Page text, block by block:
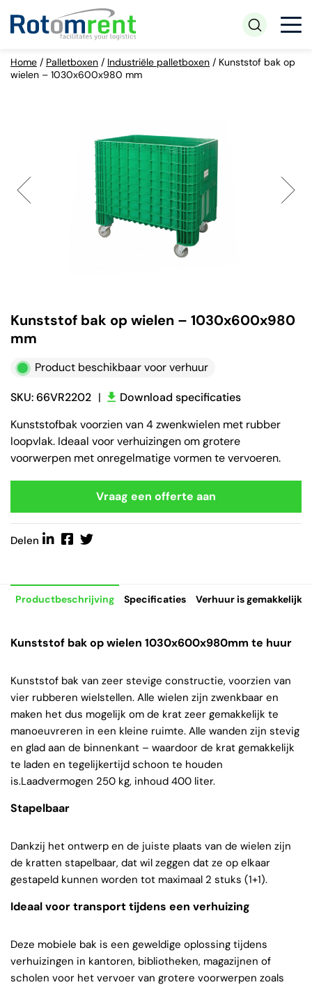
Home / Palletboxen / Industriële palletboxen / Kunststof bak op
wielen – 1030x600x980 mm
Kunststof bak op wielen – 1030x600x980
mm
Product beschikbaar voor verhuur
SKU: 66VR2202 |
Download specificaties
Kunststofbak voorzien van 4 zwenkwielen met rubber
loopvlak. Ideaal voor verhuizingen om grotere
voorwerpen met onregelmatige vormen te vervoeren.
Vraag een offerte aan
Delen
Productbeschrijving Specificaties Verhuur is gemakkelijk
Kunststof bak op wielen 1030x600x980mm te huur
Kunststof bak van zeer stevige constructie, voorzien van
vier rubberen wielstellen. Alle wielen zijn zwenkbaar en
maken het dus mogelijk om de krat zeer gemakkelijk te
manoeuvreren in een kleine ruimte. Alle wanden zijn stevig
en glad aan de binnenkant – waardoor de krat gemakkelijk
te laden en tegelijkertijd schoon te houden
is.Laadvermogen 250 kg, inhoud 400 liter.
Stapelbaar
Dankzij het ontwerp en de juiste plaats van de wielen zijn
de kratten stapelbaar, dat wil zeggen dat ze op elkaar
gestapeld kunnen worden tot maximaal 2 stuks (1+1).
Ideaal voor transport tijdens een verhuizing
Deze mobiele bak is een geweldige oplossing tijdens
verhuizingen in kantoren, bibliotheken, magazijnen of
scholen voor het vervoer van grotere voorwerpen zoals